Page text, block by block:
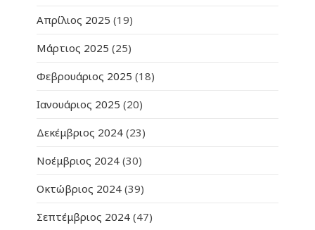
Απρίλιος 2025 (19)
Μάρτιος 2025 (25)
Φεβρουάριος 2025 (18)
Ιανουάριος 2025 (20)
Δεκέμβριος 2024 (23)
Νοέμβριος 2024 (30)
Οκτώβριος 2024 (39)
Σεπτέμβριος 2024 (47)